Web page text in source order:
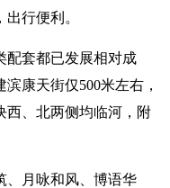
行便利。
配套都已发展相对成
康天街仅500米左右，
西、北两侧均临河，附
、月咏和风、博语华